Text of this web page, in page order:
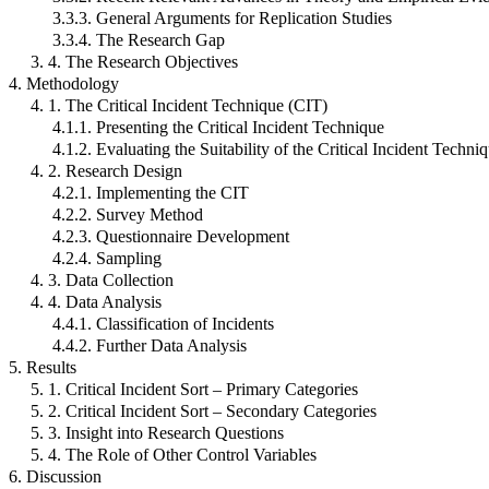
3.3.3. General Arguments for Replication Studies
3.3.4. The Research Gap
3. 4. The Research Objectives
4. Methodology
4. 1. The Critical Incident Technique (CIT)
4.1.1. Presenting the Critical Incident Technique
4.1.2. Evaluating the Suitability of the Critical Incident
4. 2. Research Design
4.2.1. Implementing the CIT
4.2.2. Survey Method
4.2.3. Questionnaire Development
4.2.4. Sampling
4. 3. Data Collection
4. 4. Data Analysis
4.4.1. Classification of Incidents
4.4.2. Further Data Analysis
5. Results
5. 1. Critical Incident Sort – Primary Categories
5. 2. Critical Incident Sort – Secondary Categories
5. 3. Insight into Research Questions
5. 4. The Role of Other Control Variables
6. Discussion